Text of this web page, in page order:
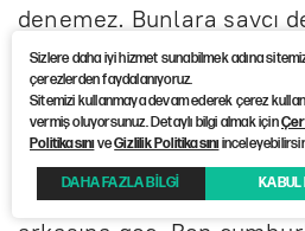
denemez. Bunlara savcı
iftiracılardır. Bunlara
demeyeceğiz, teslim
buradan Mersin'den
Tayyip Erdoğan'a
Erdoğan, eğer savcına
Sizlere daha iyi hizmet sunabilmek adına
çerezlerden faydalanıyoruz.
Sitemizi kullanmaya devam ederek çerez
vermiş oluyorsunuz. Detaylı bilgi almak için
PolitikasınıveGizlilik Politikasını
DAHA FAZLA BİLGİ KABUL